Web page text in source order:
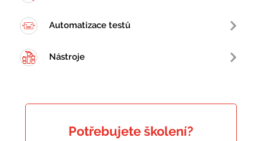
Automatizace testů
Nástroje
Potřebujete školení?